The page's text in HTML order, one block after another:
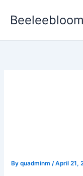
Byquadminm/April 21,